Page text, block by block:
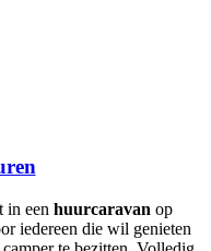
in een huurcaravan op
iedereen die wil genieten